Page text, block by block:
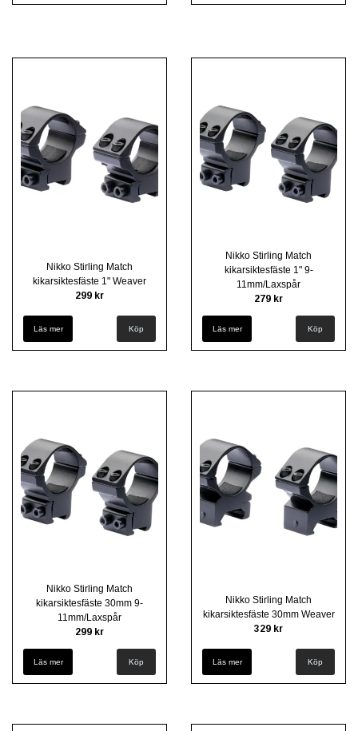
Nikko Stirling Match
kikarsiktesfäste 1" Weaver
299 kr
Läs mer Köp
Nikko Stirling Match
kikarsiktesfäste 1" 9-
11mm/Laxspår
279 kr
Läs mer Köp
Nikko Stirling Match
kikarsiktesfäste 30mm 9-
11mm/Laxspår
299 kr
Läs mer Köp
Nikko Stirling Match
kikarsiktesfäste 30mm Weaver
329 kr
Läs mer Köp